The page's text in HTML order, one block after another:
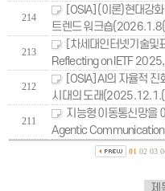
214
[OSIA] (이론)현대강
트렌드 워크숍
213
[차세대인터넷기술및
Reflecting on IETF
212
[OSIA] AI의 자율적 진
시대의 도래
211
지능형 이동통신망을
Agentic
01 02 03